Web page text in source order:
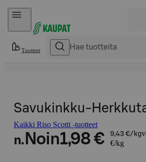
Hyppää sisältöön
Tuotteet
Savukinkku-
Kaikki Riso Scotti -tuotteet
n. Noin1,98 € 9,43 €/kg
€/kg